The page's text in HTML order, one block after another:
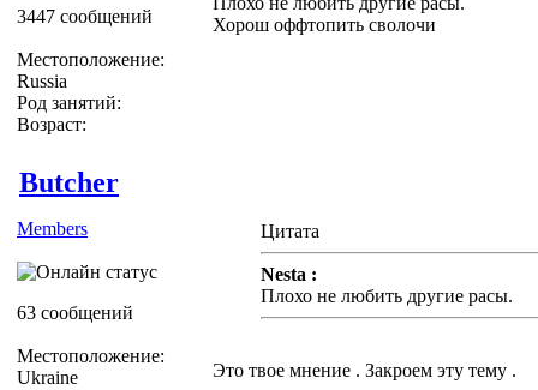
3447 сообщений
Местоположение:
Russia
Род занятий:
Возраст:
Хорош оффтопить сволочи
Butcher
Members
63 сообщений
Местоположение:
Ukraine
Цитата
Nesta :
Плохо не любить другие расы.
Это твое мнение . Закроем эту тему .